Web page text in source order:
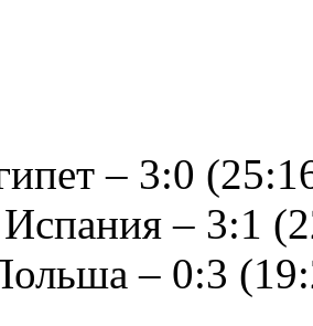
– 3:0
– 3:1
– 0:3